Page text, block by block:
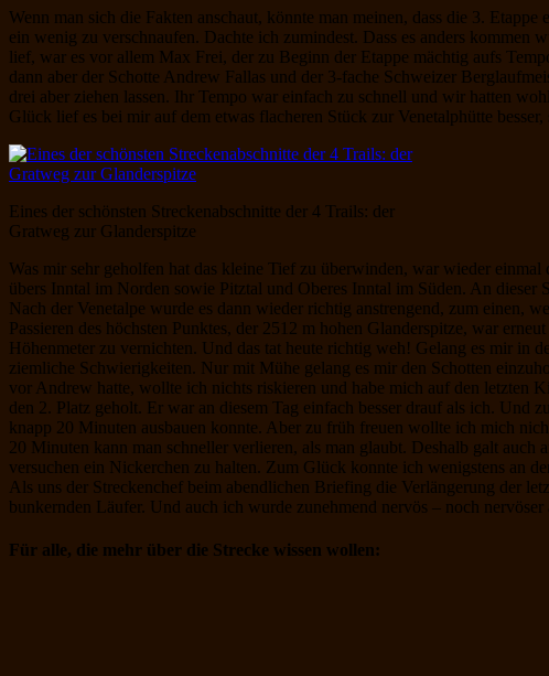
Wenn man sich die Fakten anschaut, könnte man meinen, dass die 3.
ein wenig zu verschnaufen. Dachte ich zumindest. Dass es anders
lief, war es vor allem Max Frei, der zu Beginn der Etappe mächtig aufs
dann aber der Schotte Andrew Fallas und der 3-fache Schweizer
drei aber ziehen lassen. Ihr Tempo war einfach zu schnell und wir hatten
Glück lief es bei mir auf dem etwas flacheren Stück zur Venetalphütte
Eines der schönsten Streckenabschnitte der 4 Trails: der
Gratweg zur Glanderspitze
Was mir sehr geholfen hat das kleine Tief zu überwinden, war wieder
übers Inntal im Norden sowie Pitztal und Oberes Inntal im Süden. An dieser
Nach der Venetalpe wurde es dann wieder richtig anstrengend, zum einen,
Passieren des höchsten Punktes, der 2512 m hohen Glanderspitze, war
Höhenmeter zu vernichten. Und das tat heute richtig weh! Gelang es mir in
ziemliche Schwierigkeiten. Nur mit Mühe gelang es mir den Schotten
vor Andrew hatte, wollte ich nichts riskieren und habe mich auf den letzten
den 2. Platz geholt. Er war an diesem Tag einfach besser drauf als ich.
knapp 20 Minuten ausbauen konnte. Aber zu früh freuen wollte ich mich
20 Minuten kann man schneller verlieren, als man glaubt. Deshalb galt auch
versuchen ein Nickerchen zu halten. Zum Glück konnte ich wenigstens an
Als uns der Streckenchef beim abendlichen Briefing die Verlängerung der
bunkernden Läufer. Und auch ich wurde zunehmend nervös – noch
Für alle, die mehr über die Strecke wissen wollen: